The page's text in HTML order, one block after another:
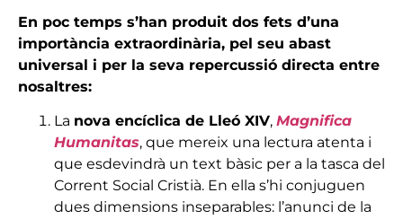
En poc temps s’han produit dos fets d’una
importància extraordinària, pel seu abast
universal i per la seva repercussió directa entre
nosaltres:
La nova encíclica de Lleó XIV, Magnifica
Humanitas, que mereix una lectura atenta i
que esdevindrà un text bàsic per a la tasca del
Corrent Social Cristià. En ella s’hi conjuguen
dues dimensions inseparables: l’anunci de la